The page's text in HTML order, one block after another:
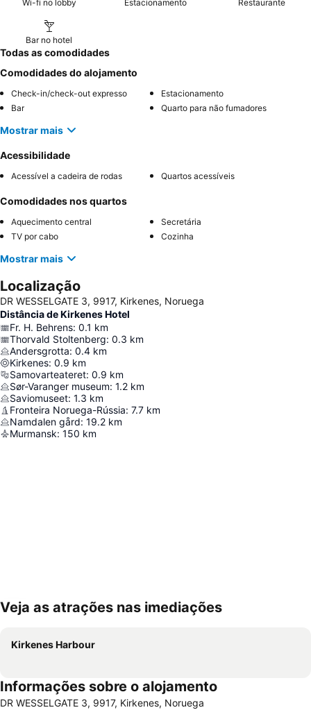
Wi-fi no lobby Estacionamento Restaurante
Bar no hotel
Todas as comodidades
Comodidades do alojamento
Check-in/check-out expresso
Estacionamento
Bar
Quarto para não fumadores
Mostrar mais
Acessibilidade
Acessível a cadeira de rodas Quartos acessíveis
Comodidades nos quartos
Aquecimento central
Secretária
TV por cabo
Cozinha
Mostrar mais
Localização
DR WESSELGATE 3, 9917, Kirkenes, Noruega
Distância de Kirkenes Hotel
Fr. H. Behrens: 0.1 km
Thorvald Stoltenberg: 0.3 km
Andersgrotta: 0.4 km
Kirkenes: 0.9 km
Samovarteateret: 0.9 km
Sør-Varanger museum: 1.2 km
Saviomuseet: 1.3 km
Fronteira Noruega-Rússia: 7.7 km
Namdalen gård: 19.2 km
Murmansk: 150 km
Ampliar mapa
Veja as atrações nas imediações
Kirkenes Harbour
Informações sobre o alojamento
DR WESSELGATE 3, 9917, Kirkenes, Noruega